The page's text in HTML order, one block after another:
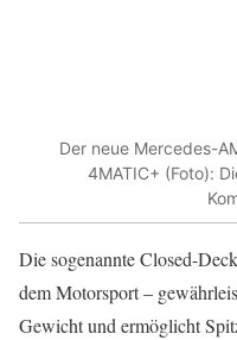
Der neue Mercedes-
4MATIC+ (Foto):
Die sogenannte Closed-
dem Motorsport –
Gewicht und ermöglicht